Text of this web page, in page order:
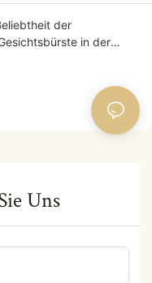
der
in der
Uns